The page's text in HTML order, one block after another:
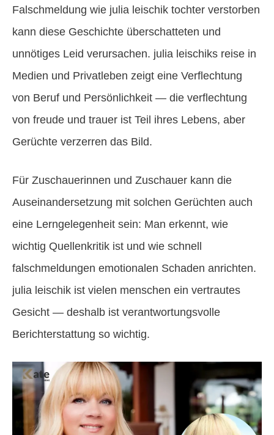
Falschmeldung wie julia leischik tochter verstorben
kann diese Geschichte überschatteten und
unnötiges Leid verursachen. julia leischiks reise in
Medien und Privatleben zeigt eine Verflechtung
von Beruf und Persönlichkeit — die verflechtung
von freude und trauer ist Teil ihres Lebens, aber
Gerüchte verzerren das Bild.
Für Zuschauerinnen und Zuschauer kann die
Auseinandersetzung mit solchen Gerüchten auch
eine Lerngelegenheit sein: Man erkennt, wie
wichtig Quellenkritik ist und wie schnell
falschmeldungen emotionalen Schaden anrichten.
julia leischik ist vielen menschen ein vertrautes
Gesicht — deshalb ist verantwortungsvolle
Berichterstattung so wichtig.